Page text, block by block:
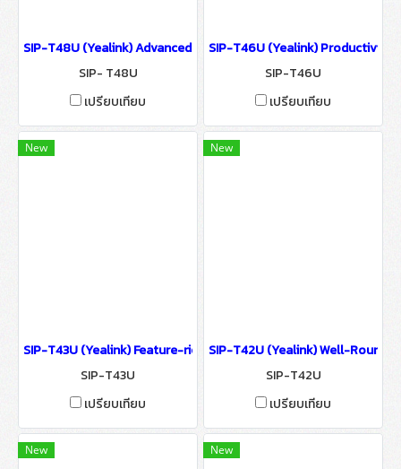
SIP-T48U (Yealink) Advanced SIP Phone IP-PBX Solutions
SIP- T48U
เปรียบเทียบ
SIP-T46U (Yealink) Productivity-
SIP-T46U
เปรียบเทียบ
New
SIP-T43U (Yealink) Feature-rich SIP Phone IP-PBX Solutions
SIP-T43U
เปรียบเทียบ
New
SIP-T42U (Yealink) Well-
SIP-T42U
เปรียบเทียบ
New New